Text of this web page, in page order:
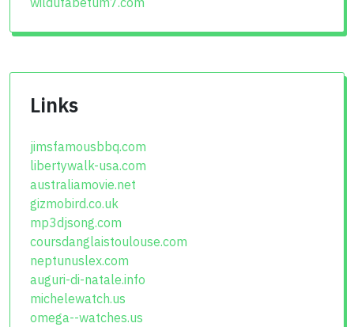
Links
jimsfamousbbq.com
libertywalk-usa.com
australiamovie.net
gizmobird.co.uk
mp3djsong.com
coursdanglaistoulouse.com
neptunuslex.com
auguri-di-natale.info
michelewatch.us
omega--watches.us